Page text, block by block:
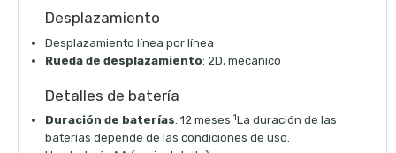
Desplazamiento
Desplazamiento línea por línea
Rueda de desplazamiento: 2D, mecánico
Detalles de batería
Duración de baterías: 12 meses 1La duración de las
baterías depende de las condiciones de uso.